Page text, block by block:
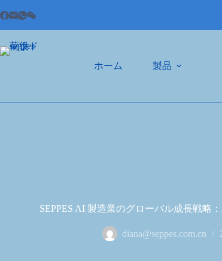
ホーム 製品
SEPPES AI 製造業のグローバル成長戦略
diana@seppes.com.cn